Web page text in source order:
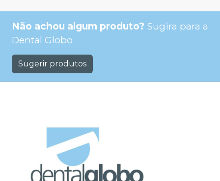
Não achou algum produto? Sugira para a
Dental Globo
Sugerir produtos